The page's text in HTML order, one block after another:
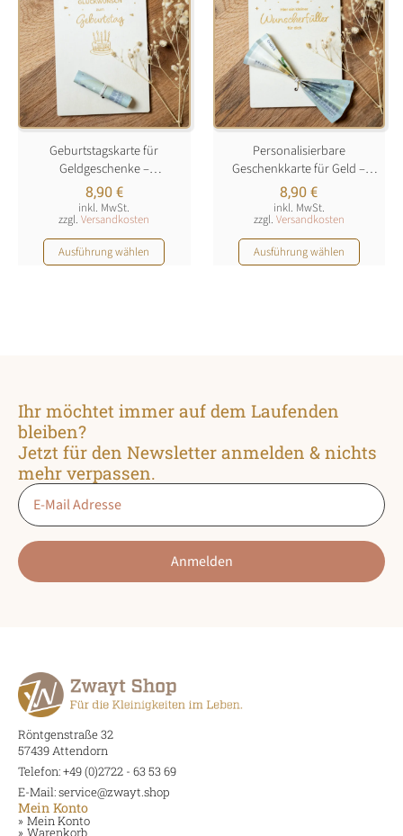
Geburtstagskarte für
Geldgeschenke –
personalisierbar
8,90€
inkl. MwSt.
zzgl.Versandkosten
Ausführung wählen
Dieses
Produkt
können
auf
der
Produktseite
gewählt
werden
Personalisierbare
Geschenkkarte für Geld –
Wunscherfüller
8,90€
inkl. MwSt.
zzgl. Versandkosten
Ausführung wählen
Dieses
Produkt
können
der
Produktseite
gewählt
Ihr möchtet immer auf dem Laufenden
bleiben?
Jetzt für den Newsletter anmelden & nichts
mehr verpassen.
Email
Anmelden
Röntgenstraße 32
57439 Attendorn
Telefon: +49 (0)2722 - 63 53 69
E-Mail: service@zwayt.shop
Mein Konto
Mein Konto
Warenkorb